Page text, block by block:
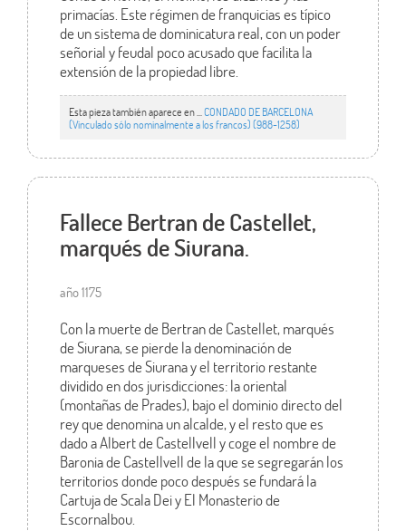
primacías. Este régimen de franquicias es típico
de un sistema de dominicatura real, con un poder
señorial y feudal poco acusado que facilita la
extensión de la propiedad libre.
Esta pieza también aparece en ... CONDADO DE BARCELONA
(Vinculado sólo nominalmente a los francos) (988-1258)
Fallece Bertran de Castellet,
marqués de Siurana.
año 1175
Con la muerte de Bertran de Castellet, marqués
de Siurana, se pierde la denominación de
marqueses de Siurana y el territorio restante
dividido en dos jurisdicciones: la oriental
(montañas de Prades), bajo el dominio directo del
rey que denomina un alcalde, y el resto que es
dado a Albert de Castellvell y coge el nombre de
Baronia de Castellvell de la que se segregarán los
territorios donde poco después se fundará la
Cartuja de Scala Dei y El Monasterio de
Escornalbou.